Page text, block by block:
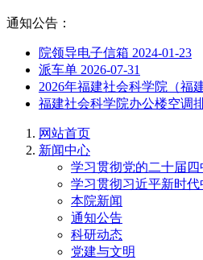
通知公告：
院领导电子信箱 2024-01-23
派车单 2026-07-31
2026年福建社会科学院（福
福建社会科学院办公楼空调
网站首页
新闻中心
学习贯彻党的二十届四
学习贯彻习近平新时
本院新闻
通知公告
科研动态
党建与文明